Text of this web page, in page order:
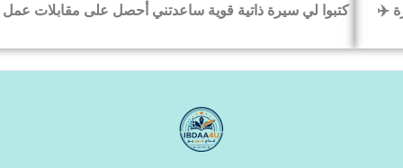
كتبوا لي سيرة ذاتية قوية ساعدتني أحصل على مقابلات عمل بسرعة
‹